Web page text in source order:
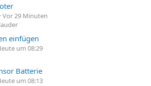
Vor 29 Minuten
einfügen
um 08:29
Batterie
um 08:13